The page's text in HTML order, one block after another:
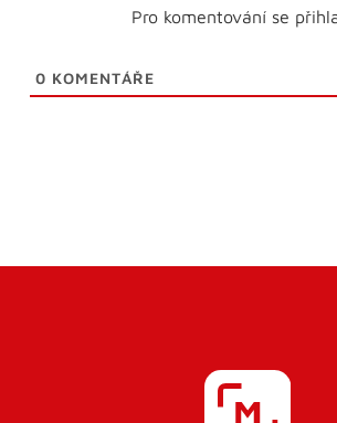
Pro komentování se
0 KOMENTÁŘE